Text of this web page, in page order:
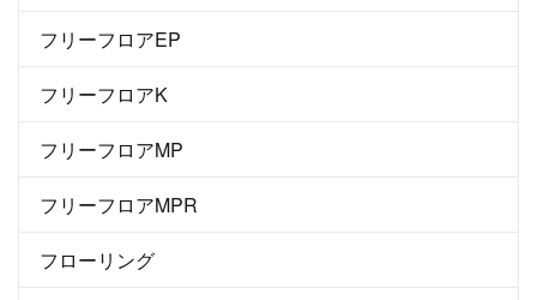
フリーフロアEP
フリーフロアK
フリーフロアMP
フリーフロアMPR
フローリング